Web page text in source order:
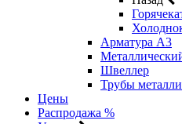
Арматура А3
Швеллер
Трубы
Цены
Распродажа %